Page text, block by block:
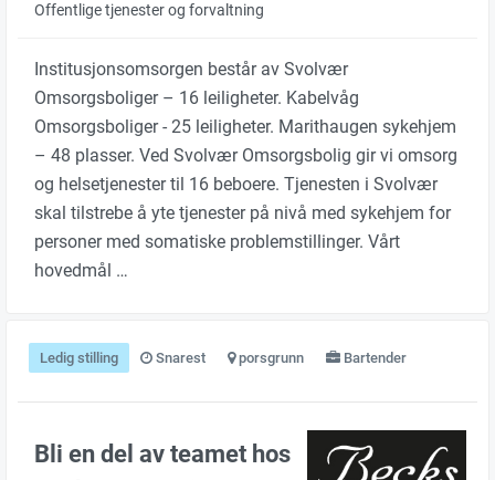
Offentlige tjenester og forvaltning
Institusjonsomsorgen består av Svolvær
Omsorgsboliger – 16 leiligheter. Kabelvåg
Omsorgsboliger - 25 leiligheter. Marithaugen sykehjem
– 48 plasser. Ved Svolvær Omsorgsbolig gir vi omsorg
og helsetjenester til 16 beboere. Tjenesten i Svolvær
skal tilstrebe å yte tjenester på nivå med sykehjem for
personer med somatiske problemstillinger. Vårt
hovedmål …
Ledig stilling Snarest porsgrunn Bartender
Bli en del av teamet hos